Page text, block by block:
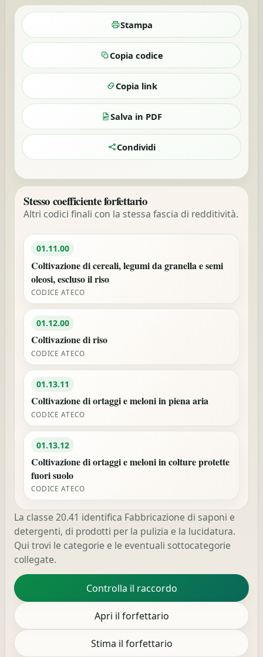
Stampa
Copia codice
Copia link
Salva in PDF
Condividi
Stesso coefficiente forfettario
Altri codici finali con la stessa fascia di redditività.
01.11.00
Coltivazione di cereali, legumi da granella e semi
oleosi, escluso il riso
CODICE ATECO
01.12.00
Coltivazione di riso
CODICE ATECO
01.13.11
Coltivazione di ortaggi e meloni in piena aria
CODICE ATECO
01.13.12
Coltivazione di ortaggi e meloni in colture protette
fuori suolo
CODICE ATECO
La classe 20.41 identifica Fabbricazione di saponi e
detergenti, di prodotti per la pulizia e la lucidatura.
Qui trovi le categorie e le eventuali sottocategorie
collegate.
Controlla il raccordo
Apri il forfettario
Stima il forfettario